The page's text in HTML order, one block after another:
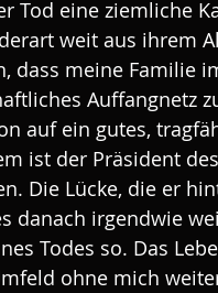
Tod eine ziemliche
weit aus ihrem
dass meine Familie
Auffangnetz
auf ein gutes,
ist der Präsident
Die Lücke, die er
danach irgendwie
Todes so. Das
ohne mich